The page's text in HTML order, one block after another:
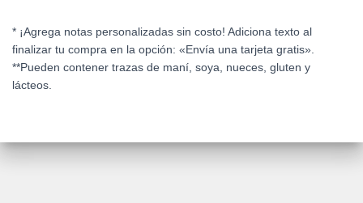
* ¡Agrega notas personalizadas sin costo! Adiciona texto al
finalizar tu compra en la opción: «Envía una tarjeta gratis».
**Pueden contener trazas de maní, soya, nueces, gluten y
lácteos.